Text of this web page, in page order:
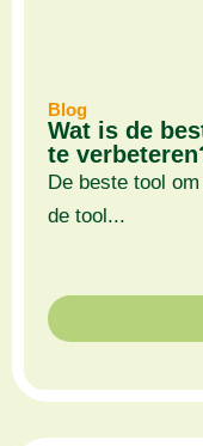
Blog
Wat is de
te
De beste tool
de tool...